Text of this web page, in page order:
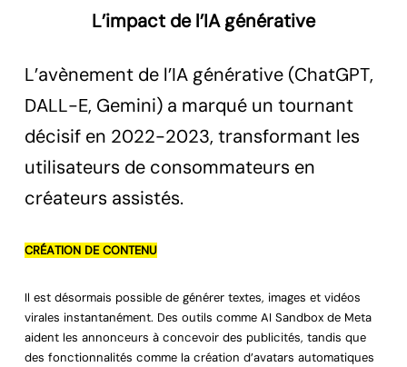
L’impact de l’IA générative
L’avènement de l’IA générative (ChatGPT,
DALL-E, Gemini) a marqué un tournant
décisif en 2022-2023, transformant les
utilisateurs de consommateurs en
créateurs assistés.
CRÉATION DE CONTENU
Il est désormais possible de générer textes, images et vidéos
virales instantanément. Des outils comme AI Sandbox de Meta
aident les annonceurs à concevoir des publicités, tandis que
des fonctionnalités comme la création d’avatars automatiques